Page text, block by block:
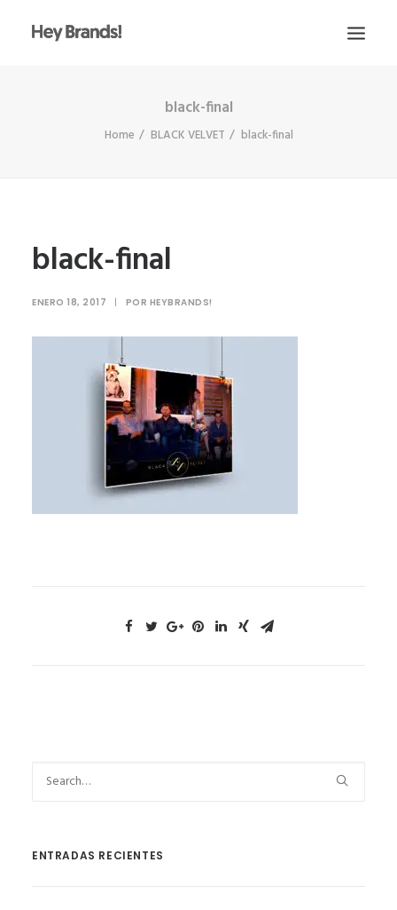
CONÓCENOS
ESCRÍBENOS
black-final
Home BLACK VELVET black-final
black-final
ENERO 18, 2017 | POR HEYBRANDS!
ENTRADAS RECIENTES